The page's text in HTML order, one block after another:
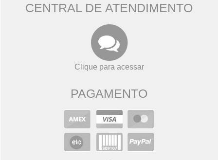
CENTRAL DE ATENDIMENTO
Clique para acessar
PAGAMENTO